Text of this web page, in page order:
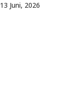
13 Juni, 2026